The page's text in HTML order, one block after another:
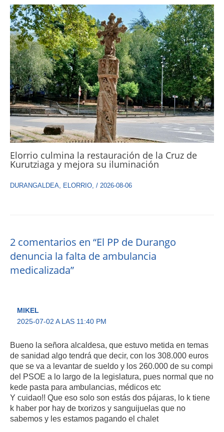
Elorrio culmina la restauración de la Cruz de
Kurutziaga y mejora su iluminación
DURANGALDEA ELORRIO / 2026-08-06
2 comentarios en “El PP de Durango
denuncia la falta de ambulancia
medicalizada”
MIKEL
2025-07-02 A LAS 11:40 PM
Bueno la señora alcaldesa, que estuvo metida en temas
de sanidad algo tendrá que decir, con los 308.000 euros
que se va a levantar de sueldo y los 260.000 de su compi
del PSOE a lo largo de la legislatura, pues normal que no
kede pasta para ambulancias, médicos etc
Y cuidao!! Que eso solo son estás dos pájaras, lo k tiene
k haber por hay de txorizos y sanguijuelas que no
sabemos y les estamos pagando el chalet